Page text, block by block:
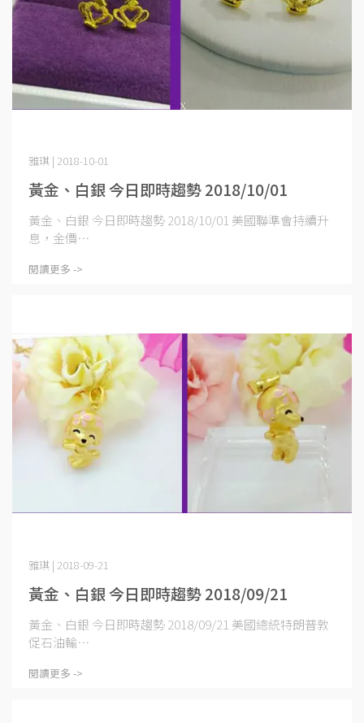
黃金、白銀 今日即時趨勢 2018/10/01
雅琪 | 2018-10-01
黃金、白銀 今日即時趨勢 2018/10/01 美國聯準會持續升
息，金價⋯
閱讀更多 ->
黃金、白銀 今日即時趨勢 2018/09/21
雅琪 | 2018-09-21
黃金、白銀 今日即時趨勢 2018/09/21 美國總統特朗普敦
促石油輸⋯
閱讀更多 ->